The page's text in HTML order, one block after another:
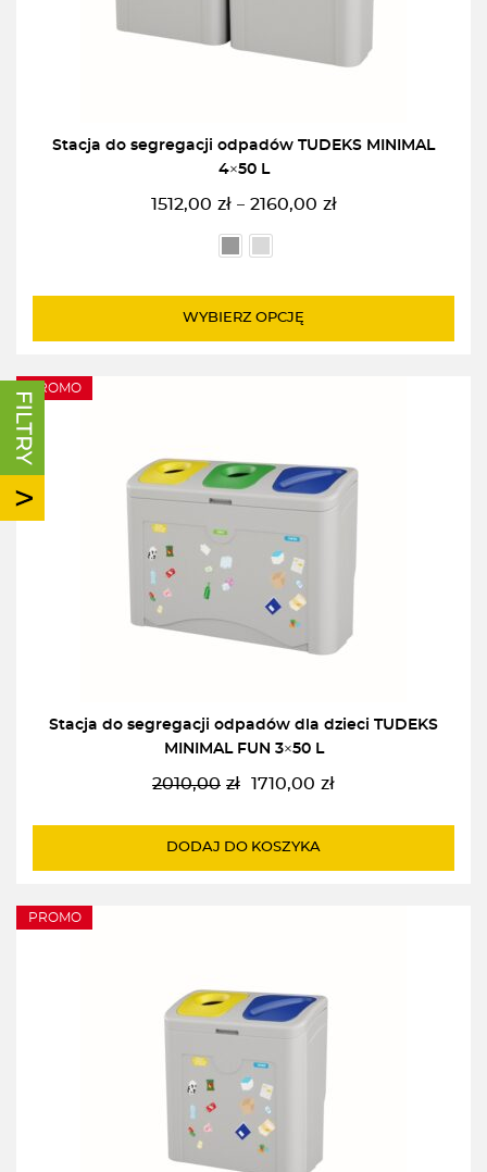
Stacja do segregacji odpadów TUDEKS MINIMAL
4×50 L
1512,00 zł – 2160,00 zł
Zakres
cen:
od
do
WYBIERZ OPCJĘ
PROMO
Stacja do segregacji odpadów dla dzieci TUDEKS
MINIMAL FUN 3×50 L
2010,00 zł
Pierwotna
wynosiła:
1710,00 zł
Aktualna
wynosi:
DODAJ DO KOSZYKA
PROMO